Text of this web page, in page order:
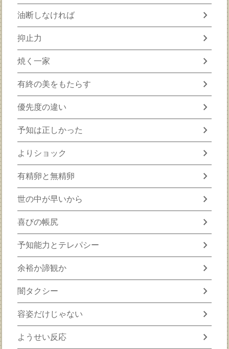
油断しなければ chevron_right
抑止力 chevron_right
焼く一家 chevron_right
有終の美をもたらす chevron_right
優先度の違い chevron_right
予知は正しかった chevron_right
よりショック chevron_right
有精卵と無精卵 chevron_right
世の中が早いから chevron_right
喜びの帳尻 chevron_right
予知能力とテレパシー chevron_right
余裕か諦観か chevron_right
闇タクシー chevron_right
容姿だけじゃない chevron_right
ようせい反応 chevron_right